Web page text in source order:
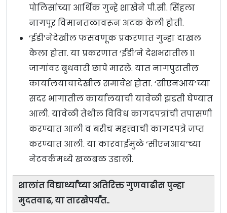
पोलिसांच्या आर्थिक गुन्हे शाखेने पी.सी. सिंहला
नागपूर विमानतळावरून अटक केली होती.
‘ईडी’नेदेखील फसवणूक प्रकरणात गुन्हा दाखल
केला होता. या प्रकरणात ‘ईडी’ने देशभरातील ११
जागांवर बुधवारी छापे मारले. यात नागपुरातील
कार्यालयाचादेखील समावेश होता. ‘सीएनआय’च्या
सदर भागातील कार्यालयाची यावेळी झडती घेण्यात
आली. यावेळी तेथील विविध कागदपत्रांची तपासणी
करण्यात आली व बरीच महत्त्वाची कागदपत्रे जप्त
करण्यात आली. या कारवाईमुळे ‘सीएनआय’च्या
नेटवर्कमध्ये खळबळ उडाली.
शालांत विद्यार्थ्यांच्या अतिरिक्त गुणवाढीस पुन्हा
मुदतवाढ, या तारखेपर्यंत..